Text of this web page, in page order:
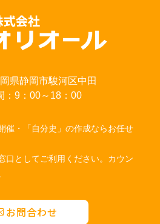
県静岡市駿河区中田
：9：00～18：00
催・「自分史」の作成ならお任せ
口としてご利用ください。カウン
お問合わせ